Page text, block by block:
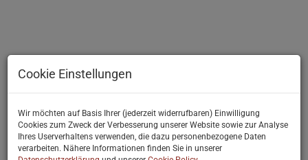
Cookie Einstellungen
Wir möchten auf Basis Ihrer (jederzeit widerrufbaren) Einwilligung
Cookies zum Zweck der Verbesserung unserer Website sowie zur Analyse
Ihres Userverhaltens verwenden, die dazu personenbezogene Daten
verarbeiten. Nähere Informationen finden Sie in unserer